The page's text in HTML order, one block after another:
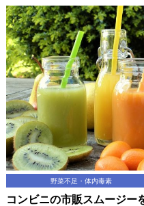
野菜不足・体内毒素
コンビニの市販スムージー